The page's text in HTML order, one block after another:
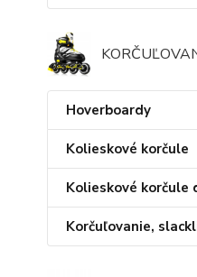
Hoverboardy
Kolieskové korčule
Kolieskové korčule
Korčuľovanie,